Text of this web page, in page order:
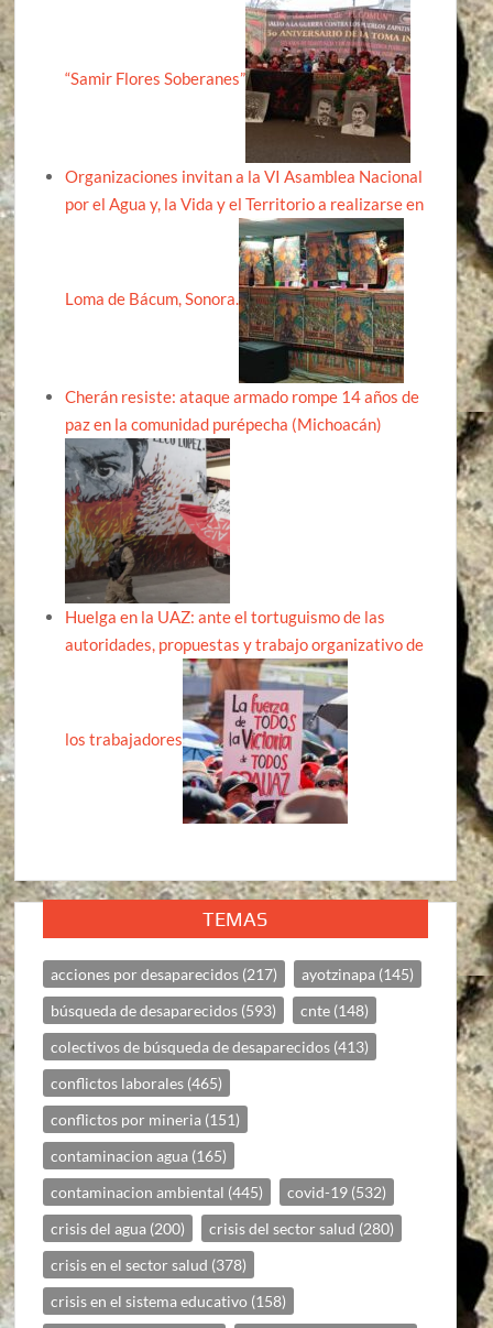
“Samir Flores Soberanes”
Organizaciones invitan a la VI Asamblea Nacional
por el Agua y, la Vida y el Territorio a realizarse en
Loma de Bácum, Sonora.
Cherán resiste: ataque armado rompe 14 años de
paz en la comunidad purépecha (Michoacán)
Huelga en la UAZ: ante el tortuguismo de las
autoridades, propuestas y trabajo organizativo de
los trabajadores
TEMAS
acciones por desaparecidos (217) ayotzinapa (145)
búsqueda de desaparecidos (593) cnte (148)
colectivos de búsqueda de desaparecidos (413)
conflictos laborales (465)
conflictos por mineria (151)
contaminacion agua (165)
contaminacion ambiental (445) covid-19 (532)
crisis del agua (200) crisis del sector salud (280)
crisis en el sector salud (378)
crisis en el sistema educativo (158)